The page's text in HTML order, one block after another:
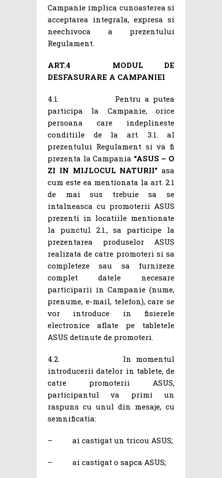
Campanie implica cunoasterea si
acceptarea integrala, expresa si
neechivoca a prezentului
Regulament.
ART.4 MODUL DE
DESFASURARE A CAMPANIEI
4.1. Pentru a putea
participa la Campanie, orice
persoana care indeplineste
conditiile de la art. 3.1. al
prezentului Regulament si va fi
prezenta la Campania “ASUS – O
ZI IN MIJLOCUL NATURII” asa
cum este ea mentionata la art. 2.1
de mai sus trebuie sa se
intalneasca cu promoterii ASUS
prezenti in locatiile mentionate
la punctul 2.1., sa participe la
prezentarea produselor ASUS
realizata de catre promoteri si sa
completeze sau sa furnizeze
complet datele necesare
participarii in Campanie (nume,
prenume, e-mail, telefon), care se
vor introduce in fisierele
electronice aflate pe tabletele
ASUS detinute de promoteri.
4.2. In momentul
introducerii datelor in tablete, de
catre promoterii ASUS,
participantul va primi un
raspuns cu unul din mesaje, cu
semnificatia:
– ai castigat un tricou ASUS;
– ai castigat o sapca ASUS;